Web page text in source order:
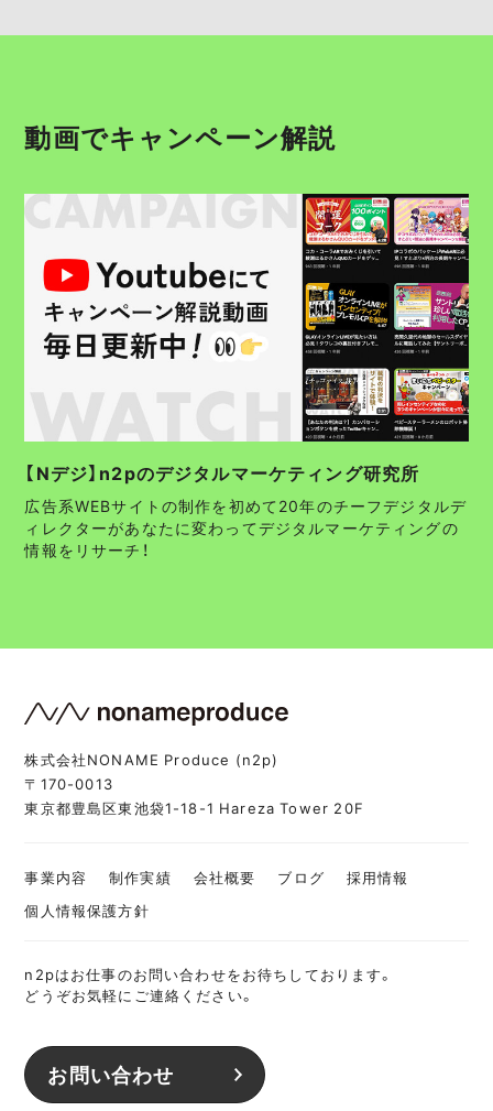
動画でキャンペーン解説
【Nデジ】n2pのデジタルマーケティング研究所
広告系WEBサイトの制作を初めて20年のチーフデジタルデ
ィレクターがあなたに変わってデジタルマーケティングの
情報をリサーチ！
株式会社NONAME Produce (n2p)
〒170-0013
東京都豊島区東池袋1-18-1 Hareza Tower 20F
事業内容 制作実績 会社概要 ブログ
採用情報
個人情報保護方針
n2pはお仕事のお問い合わせをお待ちしております。
どうぞお気軽にご連絡ください。
お問い合わせ